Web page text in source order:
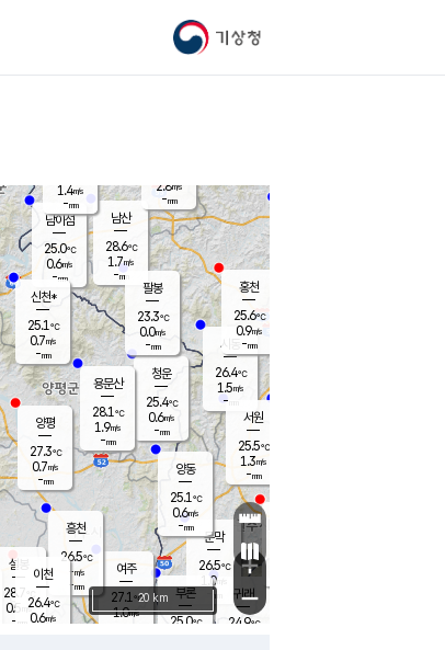
기상청
문막
26.5℃
1.0m/s
mm
남이섬
25.0℃
0.6m/s
-mm
부론
25.0℃
남산
28.6℃
1.7m/s
-mm
청운
25.4℃
0.6m/s
-mm
팔봉
23.3℃
0.0m/s
-mm
여주
27.1℃
1.0m/s
양동
25.1℃
0.6m/s
-mm
1.4m/s
-mm
신천*
25.1℃
0.7m/s
-mm
흥천
26.5℃
-m/s
-mm
설봉
28.7
0.5 m/s
- mm
시동
26.4℃
1.5m/s
- mm
귀래
24.9℃
서원
25.5℃
1.3m/s
-mm
용문산
28.1℃
1.9m/s
-mm
홍천
25.6℃
0.9m/s
-mm
이천
26.4℃
0.6m/s
양평
27.3℃
0.7m/s
-mm
2.8m/s
-mm
+
−
20 km